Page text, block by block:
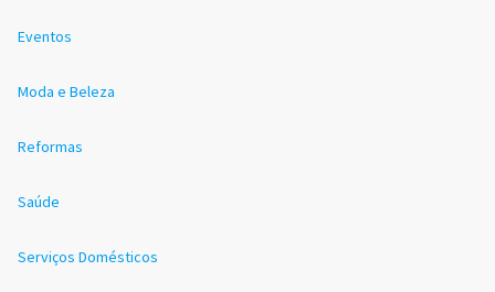
Eventos
Moda e Beleza
Reformas
Saúde
Serviços Domésticos